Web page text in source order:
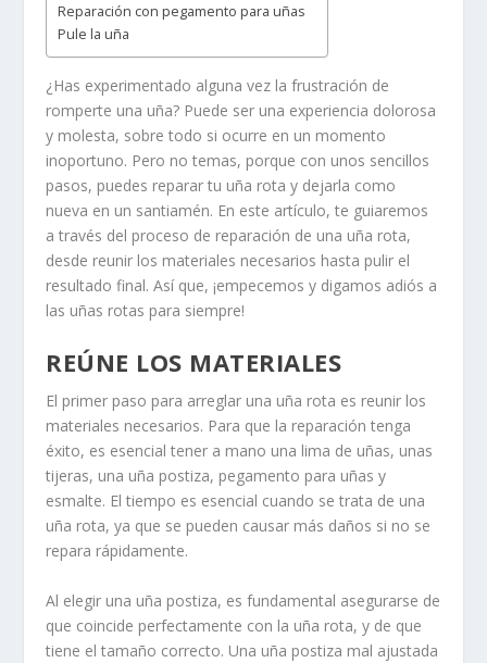
Reparación con pegamento para uñas
Pule la uña
¿Has experimentado alguna vez la frustración de
romperte una uña? Puede ser una experiencia dolorosa
y molesta, sobre todo si ocurre en un momento
inoportuno. Pero no temas, porque con unos sencillos
pasos, puedes reparar tu uña rota y dejarla como
nueva en un santiamén. En este artículo, te guiaremos
a través del proceso de reparación de una uña rota,
desde reunir los materiales necesarios hasta pulir el
resultado final. Así que, ¡empecemos y digamos adiós a
las uñas rotas para siempre!
REÚNE LOS MATERIALES
El primer paso para arreglar una uña rota es reunir los
materiales necesarios. Para que la reparación tenga
éxito, es esencial tener a mano una lima de uñas, unas
tijeras, una uña postiza, pegamento para uñas y
esmalte. El tiempo es esencial cuando se trata de una
uña rota, ya que se pueden causar más daños si no se
repara rápidamente.
Al elegir una uña postiza, es fundamental asegurarse de
que coincide perfectamente con la uña rota, y de que
tiene el tamaño correcto. Una uña postiza mal ajustada